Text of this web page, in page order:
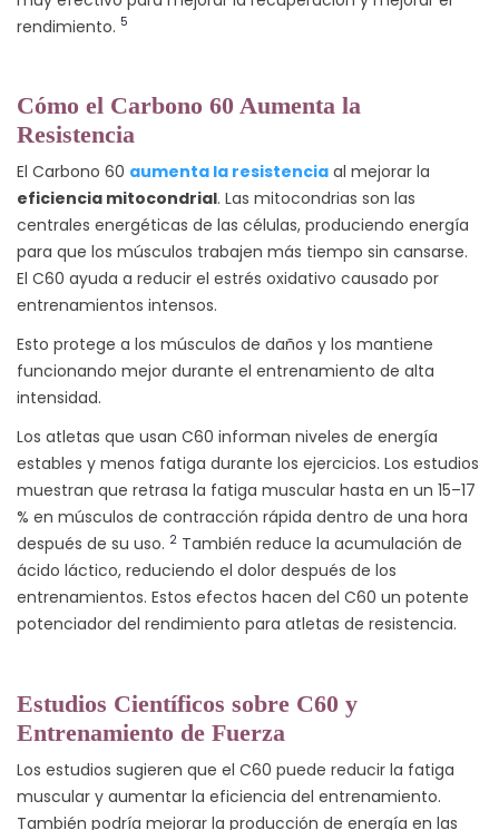
rendimiento. 5
Cómo el Carbono 60 Aumenta la
Resistencia
El Carbono 60 aumenta la resistencia al mejorar la
eficiencia mitocondrial. Las mitocondrias son las
centrales energéticas de las células, produciendo energía
para que los músculos trabajen más tiempo sin cansarse.
El C60 ayuda a reducir el estrés oxidativo causado por
entrenamientos intensos.
Esto protege a los músculos de daños y los mantiene
funcionando mejor durante el entrenamiento de alta
intensidad.
Los atletas que usan C60 informan niveles de energía
estables y menos fatiga durante los ejercicios. Los estudios
muestran que retrasa la fatiga muscular hasta en un 15–17
% en músculos de contracción rápida dentro de una hora
después de su uso. 2 También reduce la acumulación de
ácido láctico, reduciendo el dolor después de los
entrenamientos. Estos efectos hacen del C60 un potente
potenciador del rendimiento para atletas de resistencia.
Estudios Científicos sobre C60 y
Entrenamiento de Fuerza
Los estudios sugieren que el C60 puede reducir la fatiga
muscular y aumentar la eficiencia del entrenamiento.
También podría mejorar la producción de energía en las